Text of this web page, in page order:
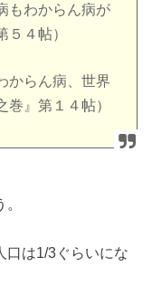
もわからん病が
４帖）
からん病、世界
』第１４帖）
口は1/3ぐらいにな